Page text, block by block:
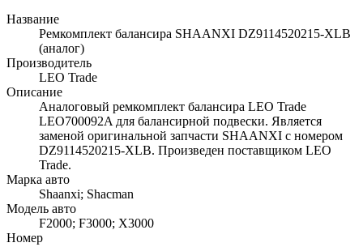
Название
Ремкомплект балансира SHAANXI DZ9114520215-XLB
(аналог)
Производитель
LEO Trade
Описание
Аналоговый ремкомплект балансира LEO Trade
LEO700092A для балансирной подвески. Является
заменой оригинальной запчасти SHAANXI с номером
DZ9114520215-XLB. Произведен поставщиком LEO
Trade.
Марка авто
Shaanxi; Shacman
Модель авто
F2000; F3000; X3000
Номер